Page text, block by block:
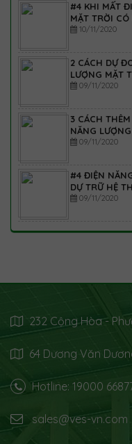
#4 KHI MẤT
MẶT TRỜI
10/11/2020
2 CÁCH DỰ
LƯỢNG MẶT
09/11/2020
3 CÁCH
NĂNG
09/11/2020
#4 ĐIỆN
DỰ TRỮ HỆ
09/11/2020
232 Cộng Hòa -
64 Dương Văn
Hotline: 19000
sales@ves-vn.com